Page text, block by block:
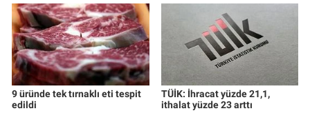
9 üründe tek tırnaklı eti tespit
edildi
TÜİK: İhracat yüzde 21,1,
ithalat yüzde 23 arttı